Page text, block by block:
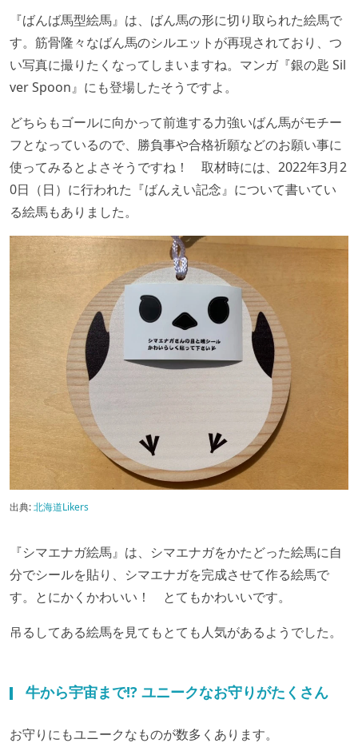
『ばんば馬型絵馬』は、ばん馬の形に切り取られた絵馬で
す。筋骨隆々なばん馬のシルエットが再現されており、つ
い写真に撮りたくなってしまいますね。マンガ『銀の匙 Sil
ver Spoon』にも登場したそうですよ。
どちらもゴールに向かって前進する力強いばん馬がモチー
フとなっているので、勝負事や合格祈願などのお願い事に
使ってみるとよさそうですね！ 取材時には、2022年3月2
0日（日）に行われた『ばんえい記念』について書いてい
る絵馬もありました。
出典:北海道Likers
『シマエナガ絵馬』は、シマエナガをかたどった絵馬に自
分でシールを貼り、シマエナガを完成させて作る絵馬で
す。とにかくかわいい！ とてもかわいいです。
吊るしてある絵馬を見てもとても人気があるようでした。
牛から宇宙まで!? ユニークなお守りがたくさん
お守りにもユニークなものが数多くあります。